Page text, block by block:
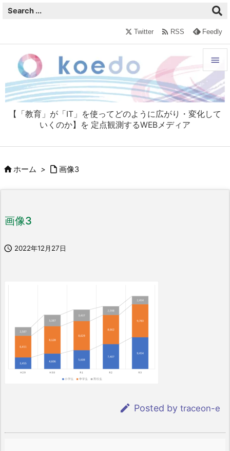
【「教育」が「IT」を使ってどのように広がり・変化して
いくのか】を 定点観測するWEBメディア


メニュ

Twitter  RSS Feedly
ホーム >  画像3
画像3
 2022年12月27日
 Posted by traceon-e